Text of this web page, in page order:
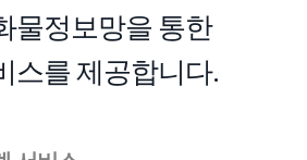
물정보망을 통한
스를 제공합니다.